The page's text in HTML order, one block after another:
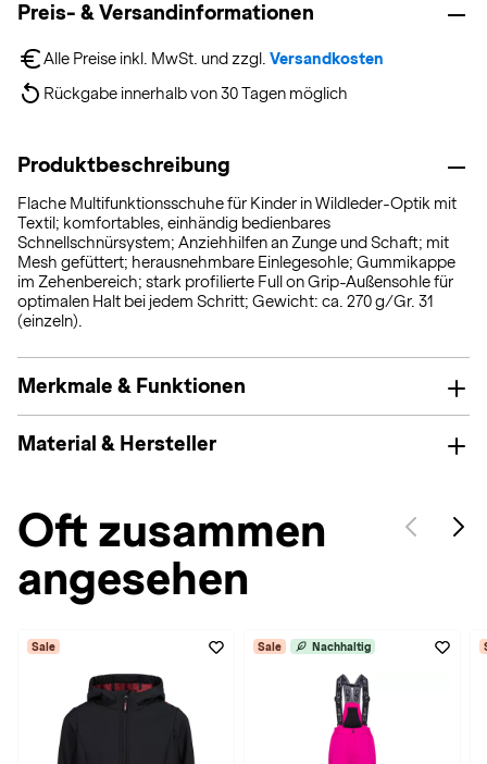
Preis- & Versandinformationen
Alle Preise inkl. MwSt. und zzgl. Versandkosten
Rückgabe innerhalb von 30 Tagen möglich
Produktbeschreibung
Flache Multifunktionsschuhe für Kinder in Wildleder-Optik mit
Textil; komfortables, einhändig bedienbares
Schnellschnürsystem; Anziehhilfen an Zunge und Schaft; mit
Mesh gefüttert; herausnehmbare Einlegesohle; Gummikappe
im Zehenbereich; stark profilierte Full on Grip-Außensohle für
optimalen Halt bei jedem Schritt; Gewicht: ca. 270 g/Gr. 31
(einzeln).
Merkmale & Funktionen
Material & Hersteller
Oft zusammen
angesehen
Sale Sale Nachhaltig